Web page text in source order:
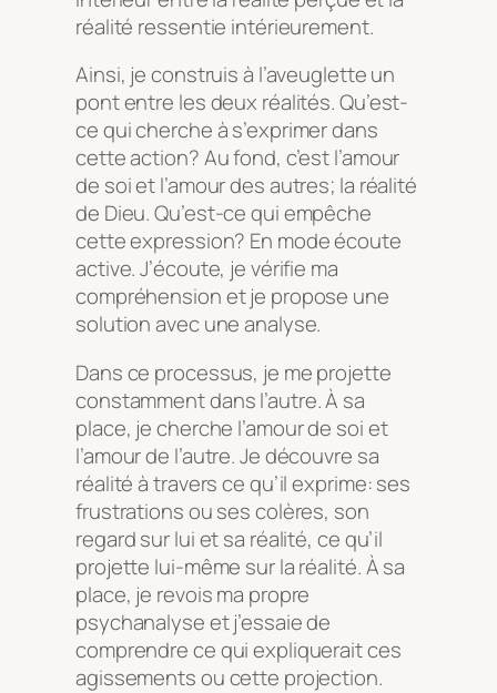
réalité ressentie intérieurement.
Ainsi, je construis à l’aveuglette un
pont entre les deux réalités. Qu’est-
ce qui cherche à s’exprimer dans
cette action? Au fond, c’est l’amour
de soi et l’amour des autres; la réalité
de Dieu. Qu’est-ce qui empêche
cette expression? En mode écoute
active. J’écoute, je vérifie ma
compréhension et je propose une
solution avec une analyse.
Dans ce processus, je me projette
constamment dans l’autre. À sa
place, je cherche l’amour de soi et
l’amour de l’autre. Je découvre sa
réalité à travers ce qu’il exprime: ses
frustrations ou ses colères, son
regard sur lui et sa réalité, ce qu’il
projette lui-même sur la réalité. À sa
place, je revois ma propre
psychanalyse et j’essaie de
comprendre ce qui expliquerait ces
agissements ou cette projection.